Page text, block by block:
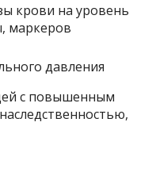
крови на уровень
маркеров
давления
с повышенным